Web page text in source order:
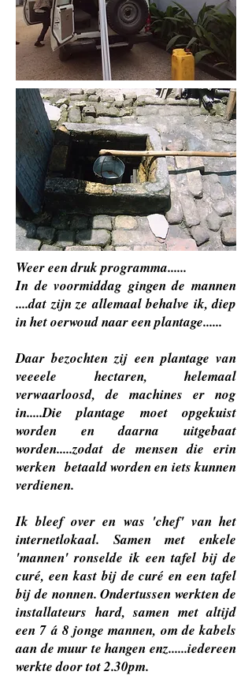
Weer een druk programma......
In de voormiddag gingen de mannen
....dat zijn ze allemaal behalve ik, diep
in het oerwoud naar een plantage......
Daar bezochten zij een plantage van
veeeele hectaren, helemaal
verwaarloosd, de machines er nog
in.....Die plantage moet opgekuist
worden en daarna uitgebaat
worden.....zodat de mensen die erin
werken betaald worden en iets kunnen
verdienen.
Ik bleef over en was 'chef' van het
internetlokaal. Samen met enkele
'mannen' ronselde ik een tafel bij de
curé, een kast bij de curé en een tafel
bij de nonnen. Ondertussen werkten de
installateurs hard, samen met altijd
een 7 á 8 jonge mannen, om de kabels
aan de muur te hangen enz......iedereen
werkte door tot 2.30pm.